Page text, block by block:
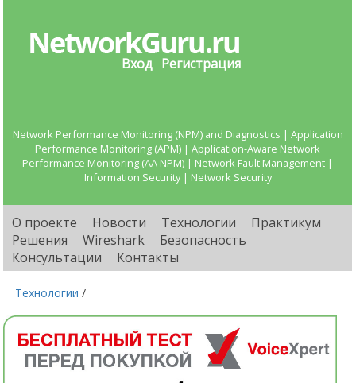
Вход Регистрация
Network Performance Monitoring (NPM) and Diagnostics | Application
Performance Monitoring (APM) | Application-Aware Network
Performance Monitoring (AA NPM) | Network Fault Management |
Information Security | Network Security
О проекте Новости Технологии
Практикум
Решения
Wireshark
Безопасность
Консультации
Контакты
Технологии /